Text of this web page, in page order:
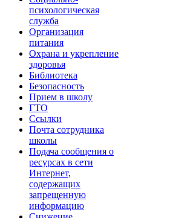
психологическая
служба
Организация
питания
Охрана и укрепление
здоровья
Библиотека
Безопасность
Прием в школу
ГТО
Ссылки
Почта сотрудника
школы
Подача сообщения о
ресурсах в сети
Интернет,
содержащих
запрещенную
информацию